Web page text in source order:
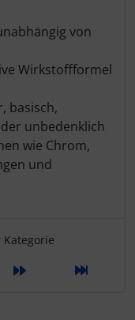
von
Wirkstoffformel
basisch,
unbedenklich
wie Chrom,
und
innerhalb